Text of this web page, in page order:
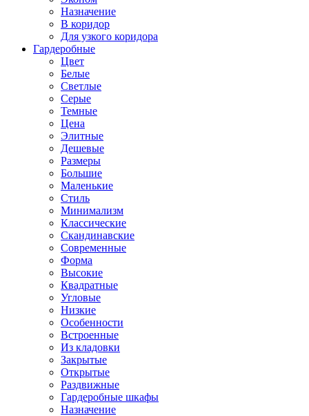
Назначение
В коридор
Для узкого коридора
Гардеробные
Цвет
Белые
Светлые
Серые
Темные
Цена
Элитные
Дешевые
Размеры
Большие
Маленькие
Стиль
Минимализм
Классические
Скандинавские
Современные
Форма
Высокие
Квадратные
Угловые
Низкие
Особенности
Встроенные
Из кладовки
Закрытые
Открытые
Раздвижные
Гардеробные шкафы
Назначение